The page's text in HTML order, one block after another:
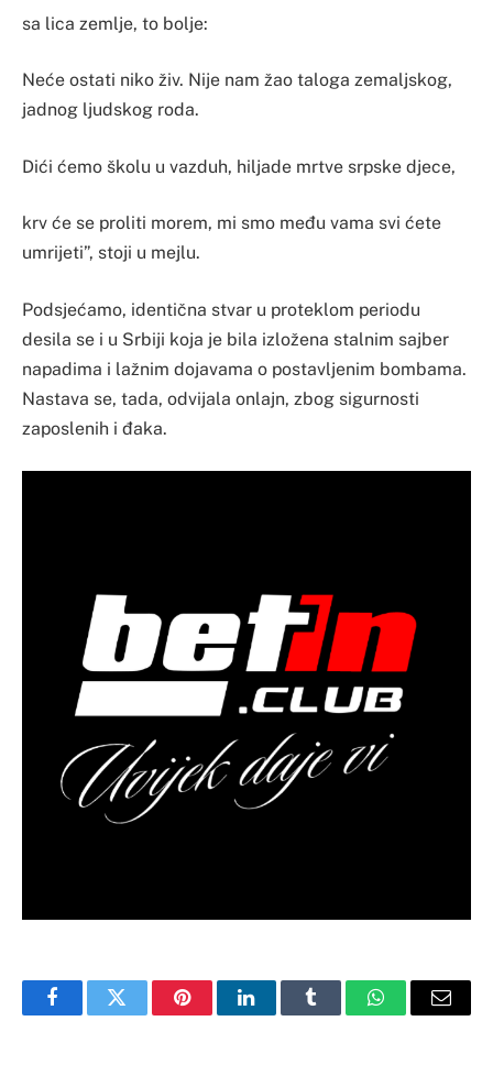
sa lica zemlje, to bolje:
Neće ostati niko živ. Nije nam žao taloga zemaljskog,
jadnog ljudskog roda.
Dići ćemo školu u vazduh, hiljade mrtve srpske djece,
krv će se proliti morem, mi smo među vama svi ćete
umrijeti”, stoji u mejlu.
Podsjećamo, identična stvar u proteklom periodu
desila se i u Srbiji koja je bila izložena stalnim sajber
napadima i lažnim dojavama o postavljenim bombama.
Nastava se, tada, odvijala onlajn, zbog sigurnosti
zaposlenih i đaka.
FacebookTwitter PinterestLinkedInTumblr WhatsAppEmail